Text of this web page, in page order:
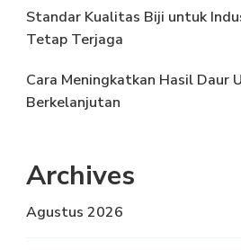
Standar Kualitas Biji untuk
Tetap Terjaga
Cara Meningkatkan Hasil Daur
Berkelanjutan
Archives
Agustus 2026